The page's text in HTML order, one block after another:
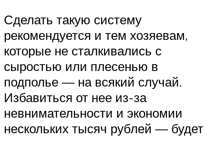
Сделать такую систему
рекомендуется и тем хозяевам,
которые не сталкивались с
сыростью или плесенью в
подполье — на всякий случай.
Избавиться от нее из-за
невнимательности и экономии
нескольких тысяч рублей — будет